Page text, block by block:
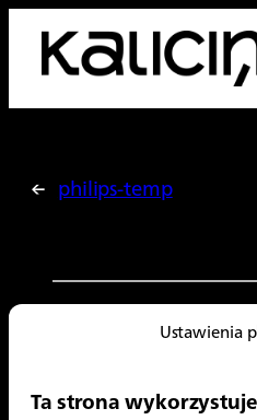
Ustawienia
Ta strona
Przejdź
treści
← philips-temp